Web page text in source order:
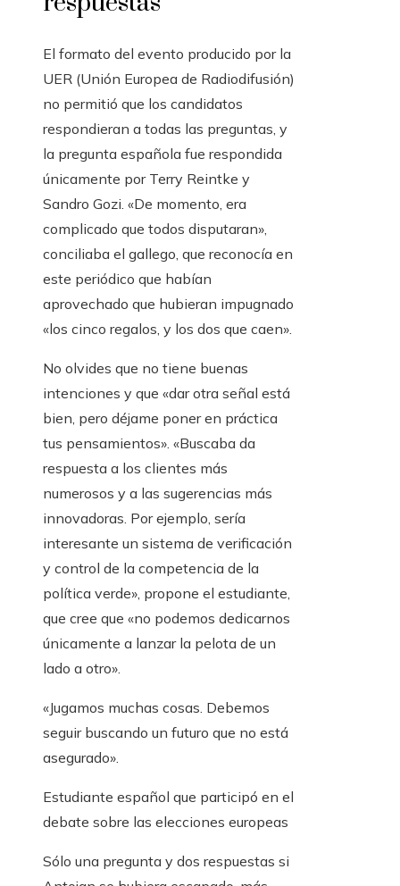
El formato del evento producido por la
UER (Unión Europea de Radiodifusión)
no permitió que los candidatos
respondieran a todas las preguntas, y
la pregunta española fue respondida
únicamente por Terry Reintke y
Sandro Gozi. «De momento, era
complicado que todos disputaran»,
conciliaba el gallego, que reconocía en
este periódico que habían
aprovechado que hubieran impugnado
«los cinco regalos, y los dos que caen».
No olvides que no tiene buenas
intenciones y que «dar otra señal está
bien, pero déjame poner en práctica
tus pensamientos». «Buscaba da
respuesta a los clientes más
numerosos y a las sugerencias más
innovadoras. Por ejemplo, sería
interesante un sistema de verificación
y control de la competencia de la
política verde», propone el estudiante,
que cree que «no podemos dedicarnos
únicamente a lanzar la pelota de un
lado a otro».
«Jugamos muchas cosas. Debemos
seguir buscando un futuro que no está
asegurado».
Estudiante español que participó en el
debate sobre las elecciones europeas
Sólo una pregunta y dos respuestas si